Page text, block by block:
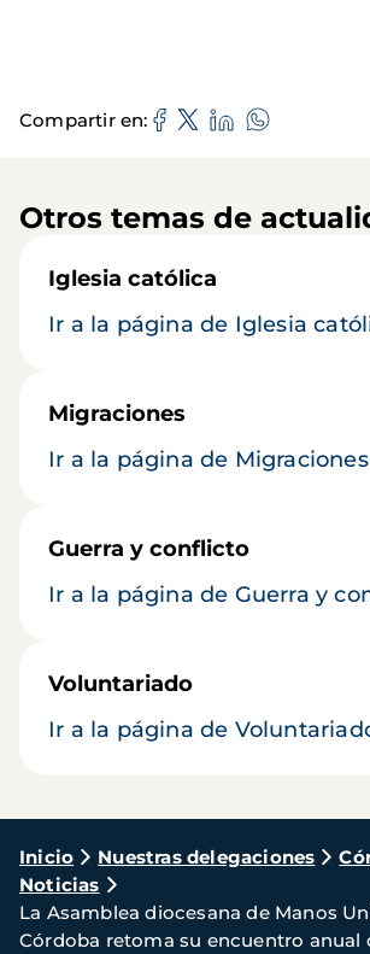
Compartir en
Otros temas de
Iglesia católica
Ir a la página de Iglesia
Migraciones
Ir a la página de Migraciones
Guerra y conflicto
Ir a la página de Guerra y
Voluntariado
Ir a la página de
Ruta
de
navegación
Inicio Nuestras delegaciones
Noticias
La Asamblea diocesana de Manos
Córdoba retoma su encuentro anual